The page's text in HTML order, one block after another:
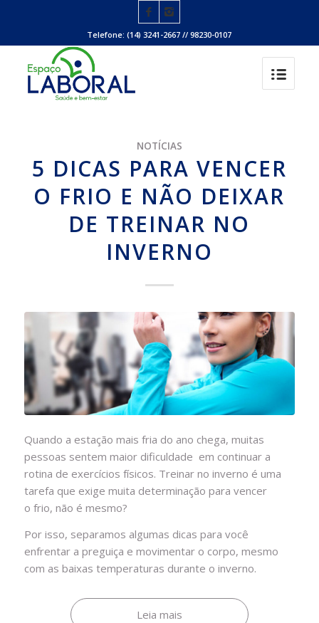
Telefone: (14) 3241-2667 // 98230-0107
NOTÍCIAS
5 DICAS PARA VENCER
O FRIO E NÃO DEIXAR
DE TREINAR NO
INVERNO
Quando a estação mais fria do ano chega, muitas
pessoas sentem maior dificuldade em continuar a
rotina de exercícios físicos. Treinar no inverno é uma
tarefa que exige muita determinação para vencer
o frio, não é mesmo?
Por isso, separamos algumas dicas para você
enfrentar a preguiça e movimentar o corpo, mesmo
com as baixas temperaturas durante o inverno.
Leia mais